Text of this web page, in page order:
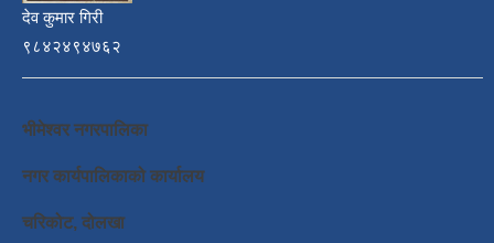
देव कुमार गिरी
९८४२४९४७६२
भीमेश्वर नगरपालिका
नगर कार्यपालिकाको कार्यालय
चरिकोट, दोलखा